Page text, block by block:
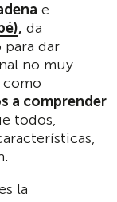
e
, da
dar
no muy
a comprender
todos,
la